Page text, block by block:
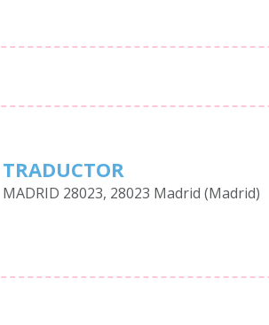
TRADUCTOR
MADRID 28023, 28023 Madrid (Madrid)